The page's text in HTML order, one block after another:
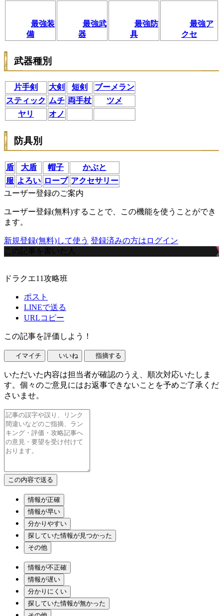
最強装
備
最強武
器
最強防
具
最強ア
クセ
武器種別
片手剣 大剣 短剣
ブーメラン
スティック ムチ 両手杖
ツメ
ヤリ
オノ
防具別
盾 大盾 帽子
かぶと
服 よろい ローブ アクセサリー
ユーザー登録のご案内
ユーザー登録(無料)することで、この機能を使うことができ
ます。
新規登録(無料)して使う 登録済みの方はログイン
この記事を書いた人
ドラクエ11攻略班
ポスト
LINEで送る
URLコピー
この記事を評価しよう！
イマイチ いいね 指摘する
いただいた内容は担当者が確認のうえ、順次対応いたしま
す。個々のご意見にはお返事できないことを予めご了承くだ
さいませ。
情報が正確
情報が早い
分かりやすい
探していた情報が見つかった
その他
情報が不正確
情報が遅い
分かりにくい
探していた情報が無かった